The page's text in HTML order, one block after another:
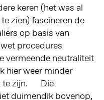
keren (het was al
zien) fascineren de
op basis van
procedures
vermeende neutraliteit
hier weer minder
te zijn. Die
duimendik bovenop,